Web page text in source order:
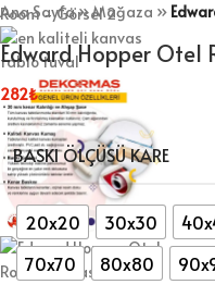
Ana Sayfa»Mağaza »
Edward Hopper Otel
282₺
BASKI ÖLÇÜSÜ KARE
20x20 30x30
70x70
80x80